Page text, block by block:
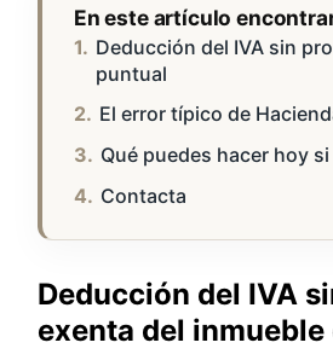
En este artículo
Deducción del IVA sin
puntual
El error típico de
Qué puedes hacer hoy
Contacta
Deducción del IVA
exenta del inmueble